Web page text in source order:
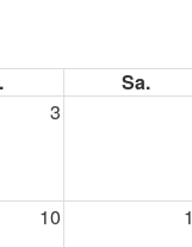
Sa.
3
10